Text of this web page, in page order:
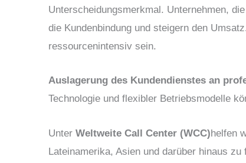
Unterscheidungsmerkmal. Unternehmen,
die Kundenbindung und steigern den
ressourcenintensiv sein.
Auslagerung des Kundendienstes an
Technologie und flexibler Betriebsmodelle
Unter Weltweite Call Center (WCC)helfen
Lateinamerika, Asien und darüber hinaus